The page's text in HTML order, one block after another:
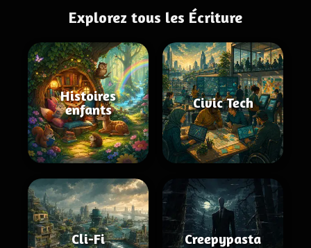
Explorez tous les Écriture
Histoires
enfants
Civic Tech
Cli-Fi Creepypasta